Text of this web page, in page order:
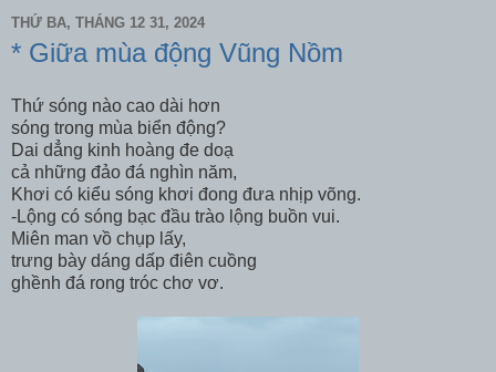
THỨ BA, THÁNG 12 31, 2024
* Giữa mùa động Vũng Nồm
Thứ sóng nào cao dài hơn
sóng trong mùa biển động?
Dai dẳng kinh hoàng đe doạ
cả những đảo đá nghìn năm,
Khơi có kiểu sóng khơi đong đưa nhịp võng.
-Lộng có sóng bạc đầu trào lộng buồn vui.
Miên man vồ chụp lấy,
trưng bày dáng dấp điên cuồng
ghềnh đá rong tróc chơ vơ.